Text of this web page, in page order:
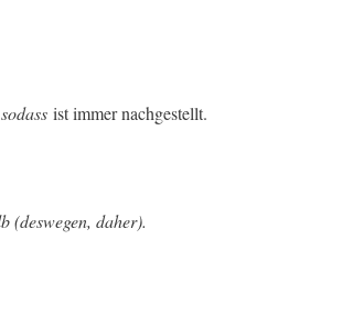
sodass ist immer nachgestellt.
(deswegen, daher).